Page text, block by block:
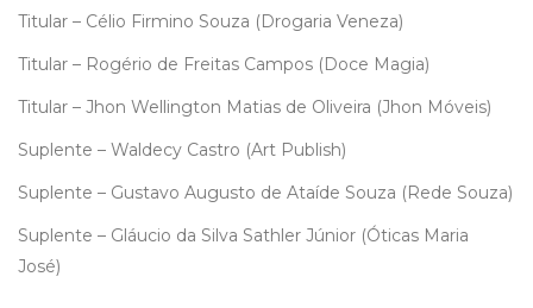
Titular – Célio Firmino Souza (Drogaria Veneza)
Titular – Rogério de Freitas Campos (Doce Magia)
Titular – Jhon Wellington Matias de Oliveira (Jhon Móveis)
Suplente – Waldecy Castro (Art Publish)
Suplente – Gustavo Augusto de Ataíde Souza (Rede Souza)
Suplente – Gláucio da Silva Sathler Júnior (Óticas Maria
José)